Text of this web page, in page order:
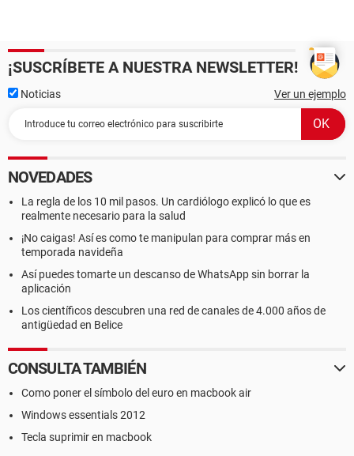
¡SUSCRÍBETE A NUESTRA NEWSLETTER!
Noticias Ver un ejemplo
NOVEDADES
La regla de los 10 mil pasos. Un cardiólogo explicó lo que es
realmente necesario para la salud
¡No caigas! Así es como te manipulan para comprar más en
temporada navideña
Así puedes tomarte un descanso de WhatsApp sin borrar la
aplicación
Los científicos descubren una red de canales de 4.000 años de
antigüedad en Belice
CONSULTA TAMBIÉN
Como poner el símbolo del euro en macbook air
Windows essentials 2012
Tecla suprimir en macbook